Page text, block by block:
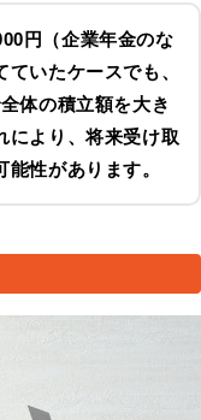
円（企業年金のな
いたケースでも、
体の積立額を大き
により、将来受け取
性があります。